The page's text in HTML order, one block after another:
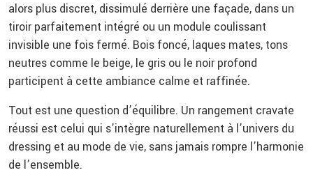
alors plus discret, dissimulé derrière une façade, dans un
tiroir parfaitement intégré ou un module coulissant
invisible une fois fermé. Bois foncé, laques mates, tons
neutres comme le beige, le gris ou le noir profond
participent à cette ambiance calme et raffinée.
Tout est une question d’équilibre. Un rangement cravate
réussi est celui qui s’intègre naturellement à l’univers du
dressing et au mode de vie, sans jamais rompre l’harmonie
de l’ensemble.